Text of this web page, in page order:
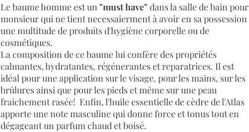
Le baume homme est un "must have" dans la salle de bain pour
monsieur qui ne tient necessaierment à avoir en sa possession
une multitude de produits d'hygiène corporelle ou de
cosmétiques.
La composition de ce baume lui confère des propriétés
calmantes, hydratantes, régénerantes et reparatrices. Il est
idéal pour une application sur le visage, pour les mains, sur les
brûlures ainsi que pour les pieds et même sur une peau
fraichement rasée! Enfin, l'huile essentielle de cèdre de l'Atlas
apporte une note masculine qui donne force et tonus tout en
dégageant un parfum chaud et boisé.